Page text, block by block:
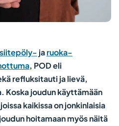
siitepöly- jaruoka-
, POD eli
refluksitauti ja lievä,
Koska joudun käyttämään
kaikissa on jonkinlaisia
hoitamaan myös näitä